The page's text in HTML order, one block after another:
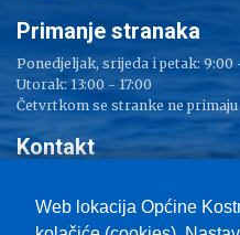
Web lokacija Općine
Primanje stranaka
Ponedjeljak, srijeda i petak: 9:00
Utorak: 13:00 - 17:00
Četvrtkom se stranke ne primaju
Kontakt
Tel: 051/ 209 000
Fax: 051/ 289 400